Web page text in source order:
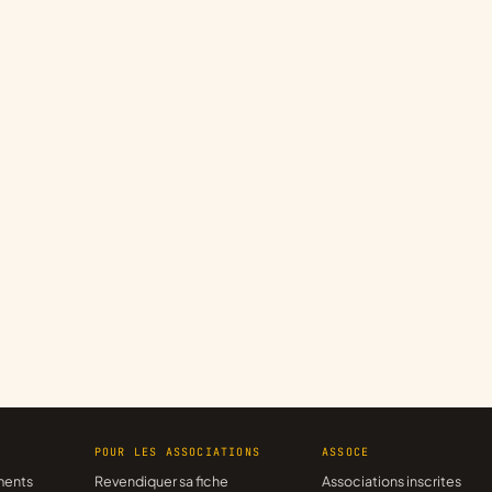
POUR LES ASSOCIATIONS
Revendiquer sa fiche
ASSOCE
Associations inscrites